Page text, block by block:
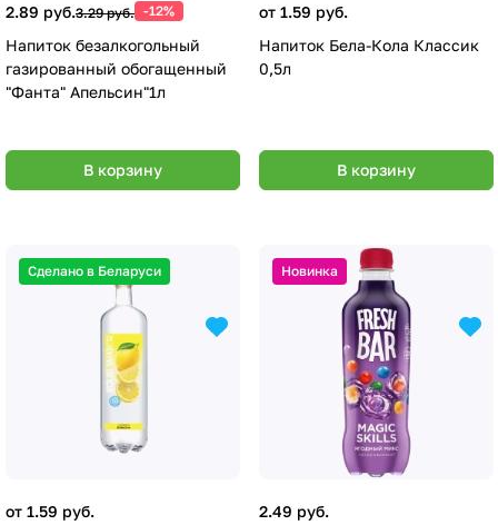
2.89 руб.3.29 руб. -12%
Напиток безалкогольный
газированный обогащенный
"Фанта" Апельсин"1л
В корзину
от 1.59 руб.
Напиток Бела-Кола Классик
0,5л
В корзину
Сделано в Беларуси
от 1.59 руб.
Новинка
2.49 руб.